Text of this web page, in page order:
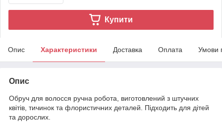
Купити
Опис Характеристики Доставка Оплата Умови
Опис
Обруч для волосся ручна робота, виготовлений з штучних
квітів, тичинок та флористичних деталей. Підходить для дітей
та дорослих.